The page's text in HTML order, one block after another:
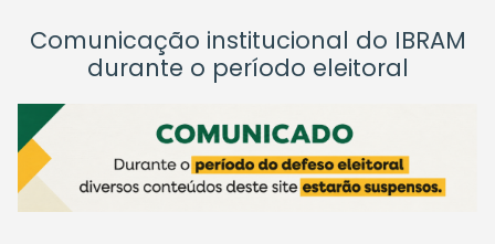
Comunicação institucional do IBRAM
durante o período eleitoral